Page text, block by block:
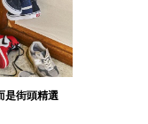
是街頭精選